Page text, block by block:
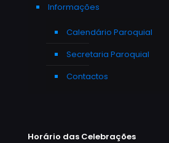
Informações
Calendário Paroquial
Secretaria Paroquial
Contactos
Horário das Celebrações